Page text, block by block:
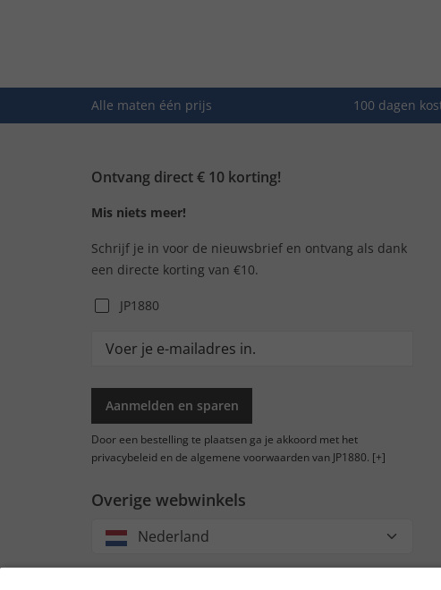
Alle maten één prijs 100 dagen
Ontvang direct € 10 korting!
Mis niets meer!
Schrijf je in voor de nieuwsbrief en ontvang als dank
een directe korting van €10.
JP1880
Aanmelden en sparen
Door een bestelling te plaatsen ga je akkoord met het
privacybeleid en de algemene voorwaarden van JP1880. [+]
Overige webwinkels
Nederland